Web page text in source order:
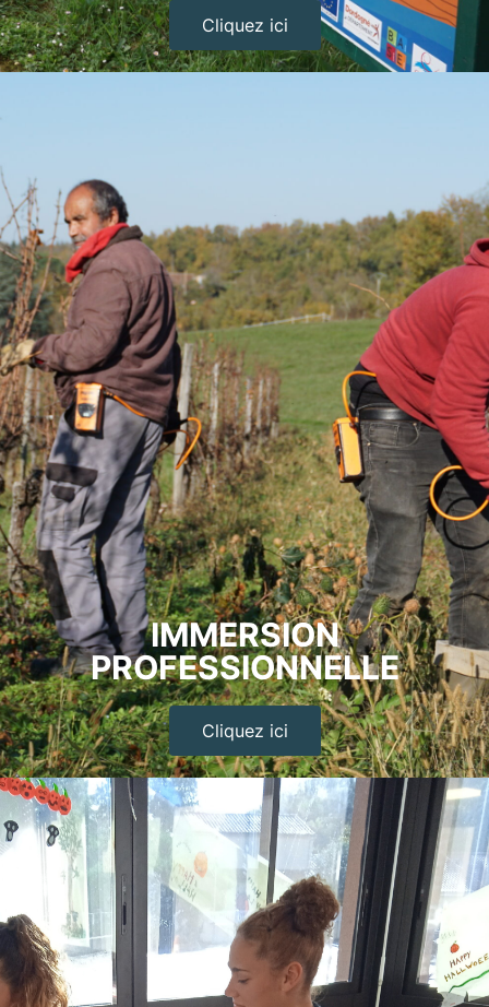
Cliquez ici
IMMERSION
PROFESSIONNELLE
Cliquez ici